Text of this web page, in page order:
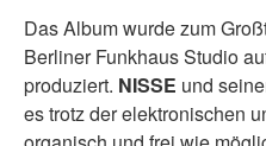
Das Album wurde zum
Berliner Funkhaus Studio
produziert. NISSE und
es trotz der elektronischen